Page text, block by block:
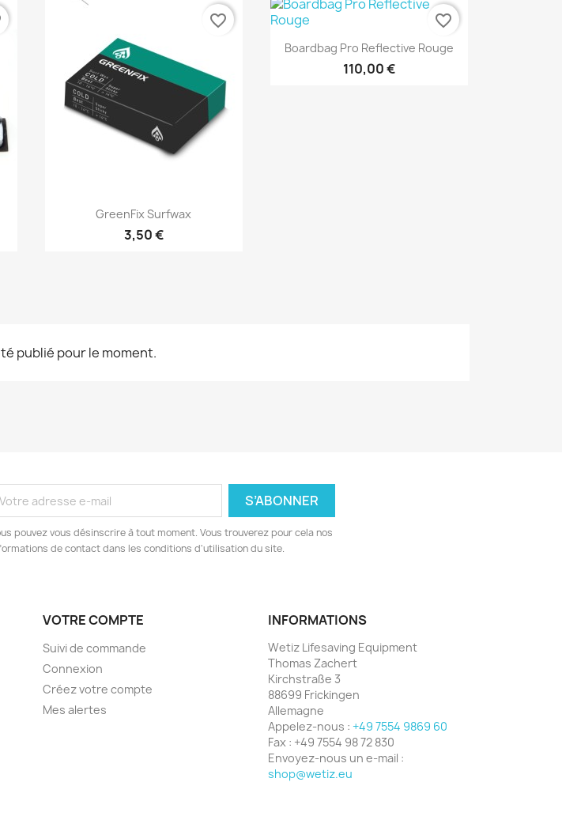
Aperçu rapide
GreenFix Surfwax
3,50 €
favorite_border
Aperçu rapide
Boardbag Pro Reflective Rouge
110,00 €
favorite_border
publié pour le moment.
pouvez vous désinscrire à tout moment. Vous trouverez pour cela nos
de contact dans les conditions d'utilisation du site.
VOTRE COMPTE
Suivi de commande
Connexion
Créez votre compte
Mes alertes
INFORMATIONS
Wetiz Lifesaving Equipment
Thomas Zachert
Kirchstraße 3
88699 Frickingen
Allemagne
Appelez-nous : +49 7554 9869 60
Fax : +49 7554 98 72 830
Envoyez-nous un e-mail :
shop@wetiz.eu